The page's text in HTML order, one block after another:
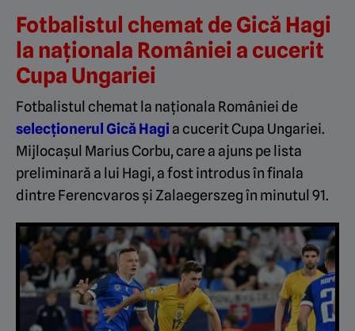
Fotbalistul chemat de Gică Hagi
la naționala României a cucerit
Cupa Ungariei
Fotbalistul chemat la naționala României de
selecționerul Gică Hagia cucerit Cupa Ungariei.
Mijlocașul Marius Corbu, care a ajuns pe lista
preliminară a lui Hagi, a fost introdus în finala
dintre Ferencvaros și Zalaegerszeg în minutul 91.